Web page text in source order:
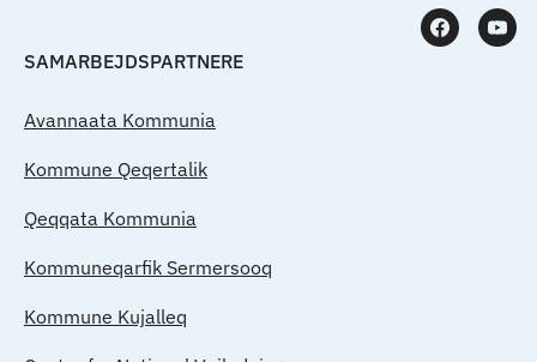
SAMARBEJDSPARTNERE
Avannaata Kommunia
Kommune Qeqertalik
Qeqqata Kommunia
Kommuneqarfik Sermersooq
Kommune Kujalleq